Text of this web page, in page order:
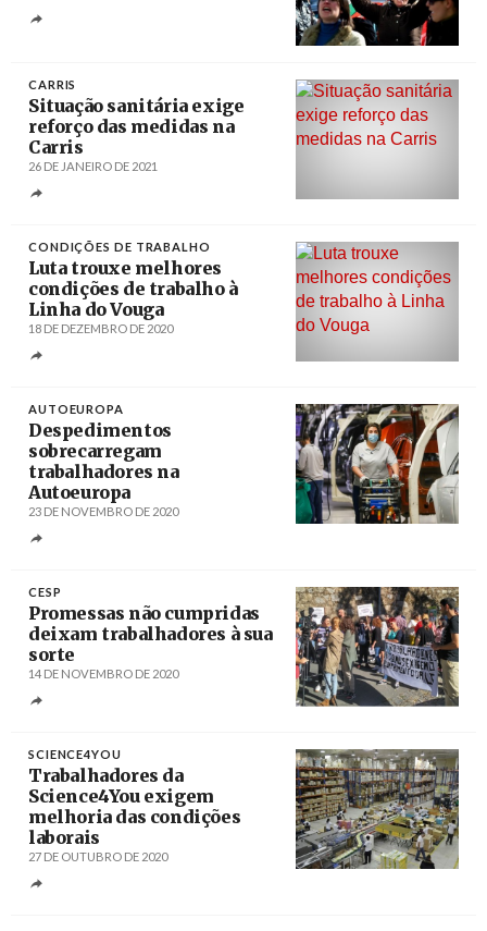
CARRIS
Situação sanitária exige
reforço das medidas na
Carris
26 DE JANEIRO DE 2021
CONDIÇÕES DE TRABALHO
Luta trouxe melhores
condições de trabalho à
Linha do Vouga
18 DE DEZEMBRO DE 2020
AUTOEUROPA
Despedimentos
sobrecarregam
trabalhadores na
Autoeuropa
23 DE NOVEMBRO DE 2020
CESP
Promessas não cumpridas
deixam trabalhadores à sua
sorte
14 DE NOVEMBRO DE 2020
SCIENCE4YOU
Trabalhadores da
Science4You exigem
melhoria das condições
laborais
27 DE OUTUBRO DE 2020